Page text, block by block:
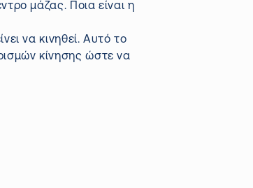
μάζας. Ποια είναι η
να κινηθεί. Αυτό το
κίνησης ώστε να